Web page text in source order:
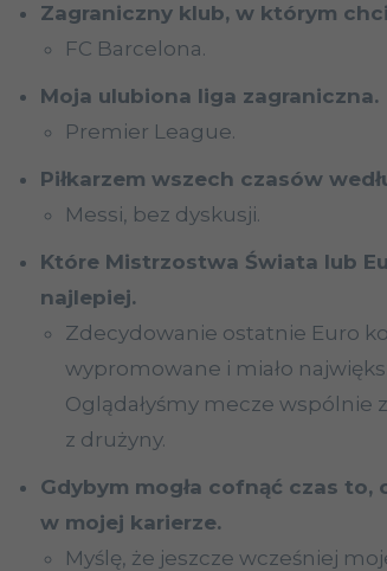
Zagraniczny klub, w którym
FC Barcelona.
Moja ulubiona liga zagraniczna.
Premier League.
Piłkarzem wszech czasów
Messi, bez dyskusji.
Które Mistrzostwa Świata lub
najlepiej.
Zdecydowanie ostatnie Euro
wypromowane i miało
Oglądałyśmy mecze wspólnie
z drużyny.
Gdybym mogła cofnąć czas to,
w mojej karierze.
Myślę, że jeszcze wcześniej